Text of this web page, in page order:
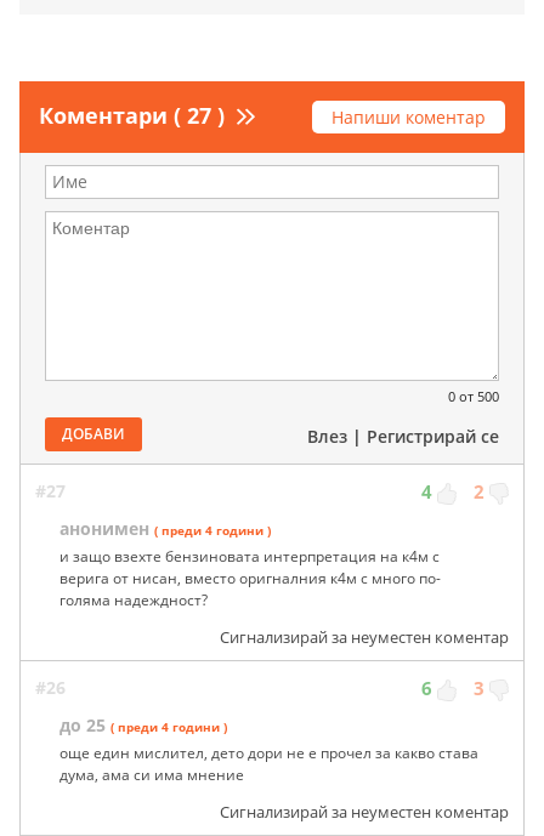
Коментари ( 27 ) Напиши коментар
0 от 500
ДОБАВИ Влез | Регистрирай се
#27 4 2
анонимен ( преди 4 години )
и защо взехте бензиновата интерпретация на к4м с
верига от нисан, вместо оригналния к4м с много по-
голяма надеждност?
Сигнализирай за неуместен коментар
#26 6 3
до 25 ( преди 4 години )
още един мислител, дето дори не е прочел за какво става
дума, ама си има мнение
Сигнализирай за неуместен коментар